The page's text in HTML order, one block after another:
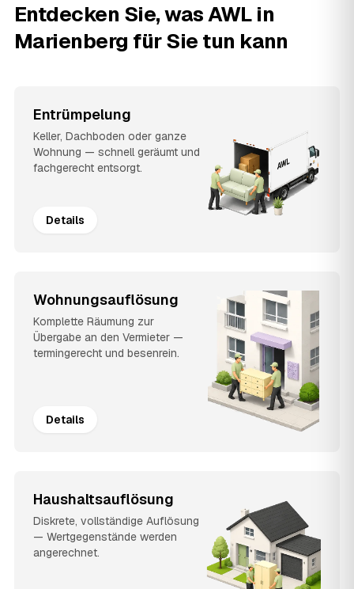
Entdecken Sie, was AWL in
Marienberg für Sie tun kann
Entrümpelung
Keller, Dachboden oder ganze
Wohnung — schnell geräumt und
fachgerecht entsorgt.
Details
Wohnungsauflösung
Komplette Räumung zur
Übergabe an den Vermieter —
termingerecht und besenrein.
Details
Haushaltsauflösung
Diskrete, vollständige Auflösung
— Wertgegenstände werden
angerechnet.